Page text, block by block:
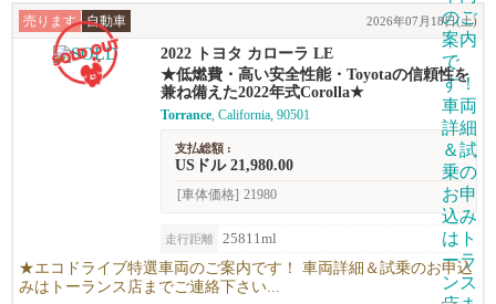
売ります 自動車 2026年07月18日(土)
2022 トヨタ カローラ LE
★低燃費・高い安全性能・Toyotaの信頼性を
兼ね備えた2022年式Corolla★
Torrance, California, 90501
支払総額 :
USドル 21,980.00
[車体価格] 21980
走行距離 25811ml
★エコドライブ特選車両のご案内です！ 車両詳細＆試乗のお申込
みはトーランス店までご連絡下さい...